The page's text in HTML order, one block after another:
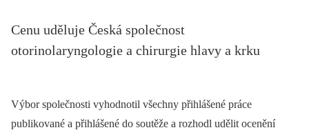
Cenu uděluje Česká společnost
otorinolaryngologie a chirurgie hlavy a krku
Výbor společnosti vyhodnotil všechny přihlášené práce
publikované a přihlášené do soutěže a rozhodl udělit ocenění